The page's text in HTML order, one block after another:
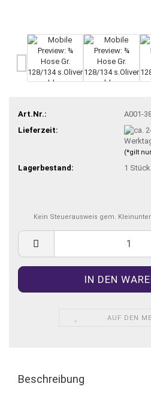
Art.Nr.:
A001-
Lieferzeit:
(*gilt
Lagerbestand: 1 Stück
Kein Steuerausweis gem.
AUF DEN
Beschreibung